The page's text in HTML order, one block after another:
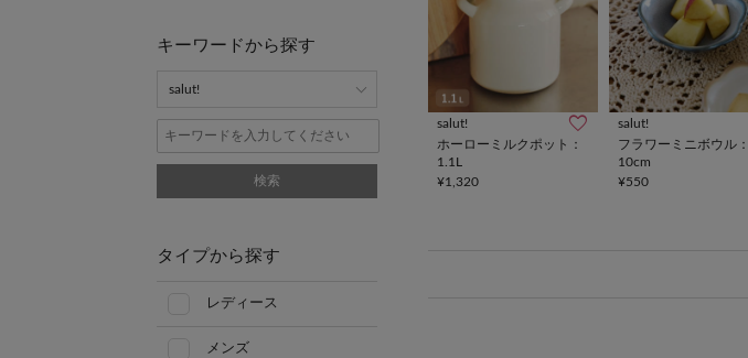
salut!
ホーローミルクポット：
1.1L
¥1,320
salut!
フラワーミニボウル：
10cm
¥550
キーワードから探す
検索
タイプから探す
レディース
メンズ